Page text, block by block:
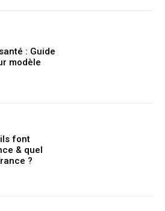
: Guide
modèle
font
& quel
?